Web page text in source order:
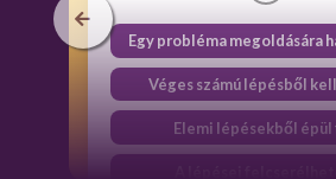
Egy probléma megoldására
Véges számú lépésből
Elemi lépésekből épül